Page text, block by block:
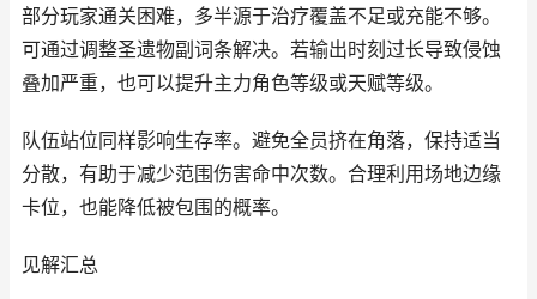
部分玩家通关困难，多半源于治疗覆盖不足或充能不够。
可通过调整圣遗物副词条解决。若输出时刻过长导致侵蚀
叠加严重，也可以提升主力角色等级或天赋等级。
队伍站位同样影响生存率。避免全员挤在角落，保持适当
分散，有助于减少范围伤害命中次数。合理利用场地边缘
卡位，也能降低被包围的概率。
见解汇总